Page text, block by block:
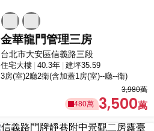
金華龍門管理三房
台北市大安區信義路三段
住宅大樓 40.3年 建坪35.59
3房(室)2廳2衛(含加蓋1房(室)--廳--衛)
3,980萬
480萬
3,500